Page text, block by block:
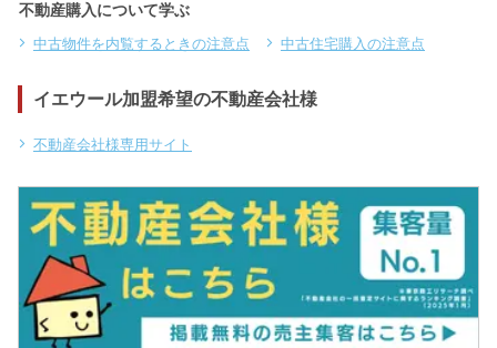
不動産購入について学ぶ
中古物件を内覧するときの注意点 中古住宅購入の注意点
イエウール加盟希望の不動産会社様
不動産会社様専用サイト